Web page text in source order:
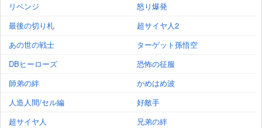
リベンジ
怒り爆発
最後の切り札
超サイヤ人2
あの世の戦士
ターゲット孫悟空
DBヒーローズ
恐怖の征服
師弟の絆
かめはめ波
人造人間/セル編
好敵手
超サイヤ人
兄弟の絆